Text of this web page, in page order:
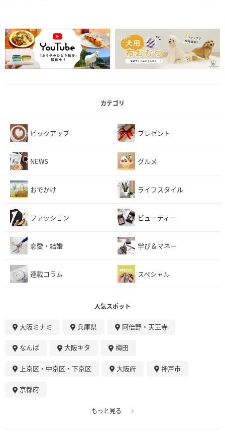
カテゴリ
ピックアップ プレゼント
NEWS グルメ
おでかけ ライフスタイル
ファッション ビューティー
恋愛・結婚 学び＆マネー
連載コラム スペシャル
人気スポット
大阪ミナミ 兵庫県 阿倍野・天王寺
なんば 大阪キタ 梅田
上京区・中京区・下京区 大阪府 神戸市
京都府
もっと見る